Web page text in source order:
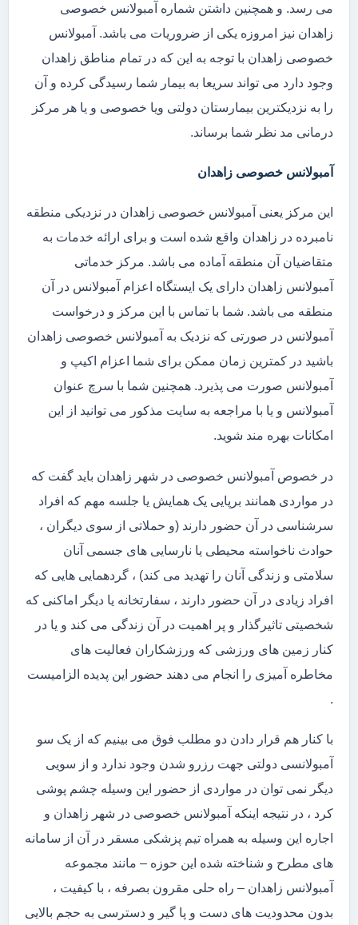
می رسد. و همچنین داشتن شماره آمبولانس خصوصی
زاهدان نیز امروزه یکی از ضروریات می باشد. آمبولانس
خصوصی زاهدان با توجه به این که در تمام مناطق زاهدان
وجود دارد می تواند سریعا به بیمار شما رسیدگی کرده و آن
را به نزدیکترین بیمارستان دولتی ویا خصوصی و یا هر مرکز
درمانی مد نظر شما برساند.
آمبولانس خصوصی زاهدان
این مرکز یعنی آمبولانس خصوصی زاهدان در نزدیکی منطقه
نامبرده در زاهدان واقع شده است و برای ارائه خدمات به
متقاضیان آن منطقه آماده می باشد. مرکز خدماتی
آمبولانس زاهدان دارای یک ایستگاه اعزام آمبولانس در آن
منطقه می باشد. شما با تماس با این مرکز و درخواست
آمبولانس در صورتی که نزدیک به آمبولانس خصوصی زاهدان
باشید در کمترین زمان ممکن برای شما اعزام اکیپ و
آمبولانس صورت می پذیرد. همچنین شما با سرچ عنوان
آمبولانس و یا با مراجعه به سایت مذکور می توانید از این
امکانات بهره مند شوید.
در خصوص آمبولانس خصوصی در شهر زاهدان باید گفت که
در مواردی همانند برپایی یک همایش یا جلسه مهم که افراد
سرشناسی در آن حضور دارند (و حملاتی از سوی دیگران ،
حوادث ناخواسته محیطی یا نارسایی های جسمی آنان
سلامتی و زندگی آنان را تهدید می کند) ، گردهمایی هایی که
افراد زیادی در آن حضور دارند ، سفارتخانه یا دیگر اماکنی که
شخصیتی تاثیرگذار و پر اهمیت در آن زندگی می کند و یا در
کنار زمین های ورزشی که ورزشکاران فعالیت های
مخاطره آمیزی را انجام می دهند حضور این پدیده الزامیست
.
با کنار هم قرار دادن دو مطلب فوق می بینیم که از یک سو
آمبولانسی دولتی جهت رزرو شدن وجود ندارد و از سویی
دیگر نمی توان در مواردی از حضور این وسیله چشم پوشی
کرد ، در نتیجه اینکه آمبولانس خصوصی در شهر زاهدان و
اجاره این وسیله به همراه تیم پزشکی مسقر در آن از سامانه
های مطرح و شناخته شده این حوزه – مانند مجموعه
آمبولانس زاهدان – راه حلی مقرون بصرفه ، با کیفیت ،
بدون محدودیت های دست و پا گیر و دسترسی به حجم بالایی